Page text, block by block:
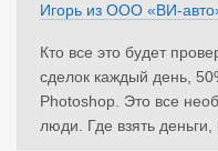
Игорь из ООО «ВИ-
Кто все это будет
сделок каждый день,
Photoshop. Это все
люди. Где взять деньги,